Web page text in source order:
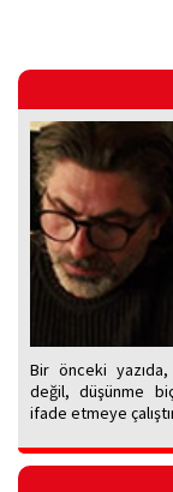
Bir önceki
değil, düşünme
ifade etmeye